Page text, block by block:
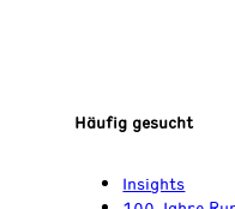
Häufig gesucht
Insights